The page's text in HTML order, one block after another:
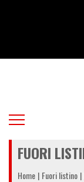
FUORI
Home Fuori listino